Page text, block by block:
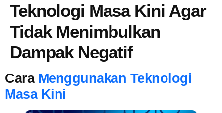
Teknologi Masa Kini Agar
Tidak Menimbulkan
Dampak Negatif
CaraMenggunakan Teknologi
Masa Kini